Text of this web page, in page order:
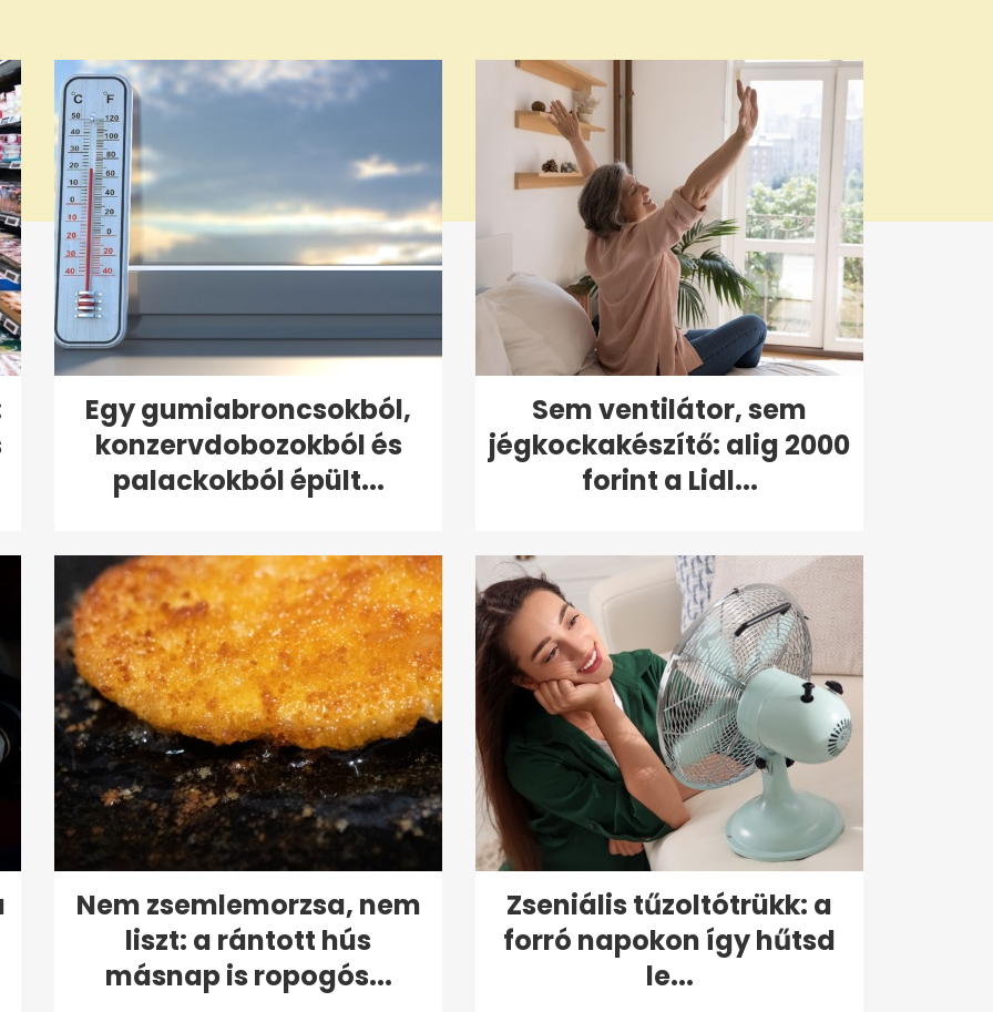
Egy gumiabroncsokból,
konzervdobozokból és
palackokból épült...
Sem ventilátor, sem
jégkockakészítő: alig 2000
forint a Lidl...
Nem zsemlemorzsa, nem
liszt: a rántott hús
másnap is ropogós...
Zseniális tűzoltótrükk: a
forró napokon így hűtsd
le...